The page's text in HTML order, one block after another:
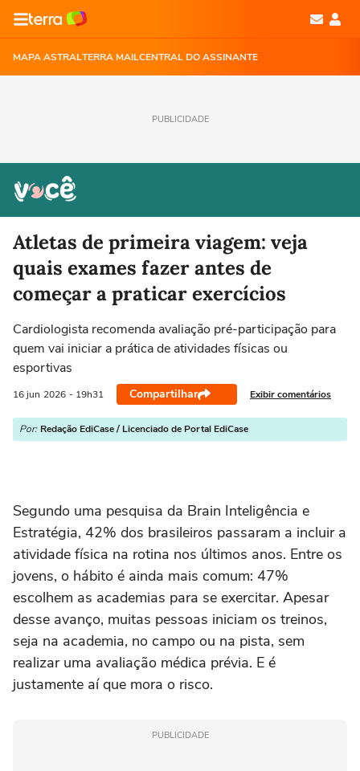
MAPA ASTRALTERRA MAILCENTRAL DO ASSINANTE
PUBLICIDADE
Atletas de primeira viagem: veja
quais exames fazer antes de
começar a praticar exercícios
Cardiologista recomenda avaliação pré-participação para
quem vai iniciar a prática de atividades físicas ou
esportivas
16 jun 2026 - 19h31 Compartilhar Exibir comentários
Por: Redação EdiCase / Licenciado de Portal EdiCase
Segundo uma pesquisa da Brain Inteligência e
Estratégia, 42% dos brasileiros passaram a incluir a
atividade física na rotina nos últimos anos. Entre os
jovens, o hábito é ainda mais comum: 47%
escolhem as academias para se exercitar. Apesar
desse avanço, muitas pessoas iniciam os treinos,
seja na academia, no campo ou na pista, sem
realizar uma avaliação médica prévia. E é
justamente aí que mora o risco.
PUBLICIDADE